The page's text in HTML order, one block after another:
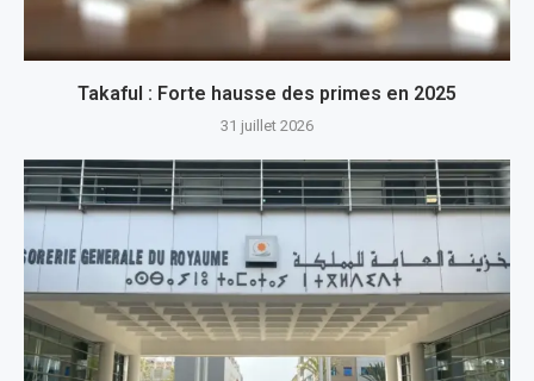
Takaful : Forte hausse des primes en 2025
31 juillet 2026